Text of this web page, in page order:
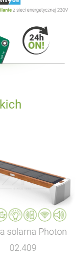
solarna Photon
02.409